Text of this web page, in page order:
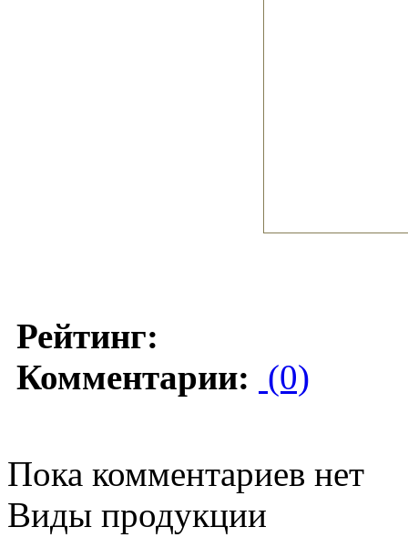
Рейтинг:
Комментарии: (0)
Пока комментариев нет
Виды продукции